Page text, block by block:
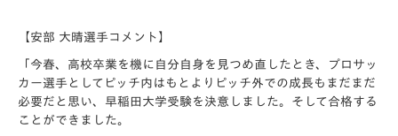
【安部 大晴選手コメント】
「今春、高校卒業を機に自分自身を見つめ直したとき、プロサッ
カー選手としてピッチ内はもとよりピッチ外での成長もまだまだ
必要だと思い、早稲田大学受験を決意しました。そして合格する
ことができました。